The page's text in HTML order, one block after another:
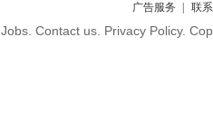
广告服务 联
Jobs. Contact us. Privacy Policy.